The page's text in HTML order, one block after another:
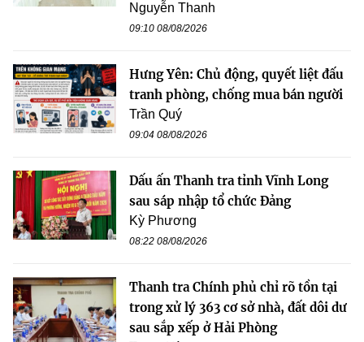
Nguyễn Thanh
09:10 08/08/2026
Hưng Yên: Chủ động, quyết liệt đấu
tranh phòng, chống mua bán người
Trần Quý
09:04 08/08/2026
Dấu ấn Thanh tra tỉnh Vĩnh Long
sau sáp nhập tổ chức Đảng
Kỳ Phương
08:22 08/08/2026
Thanh tra Chính phủ chỉ rõ tồn tại
trong xử lý 363 cơ sở nhà, đất dôi dư
sau sắp xếp ở Hải Phòng